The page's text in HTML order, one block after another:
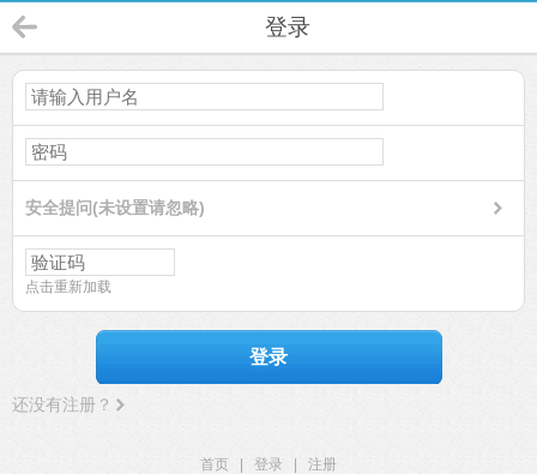
登录
安全提问(未设置请忽略)
点击重新加载
登录
还没有注册？
首页 登录
注册